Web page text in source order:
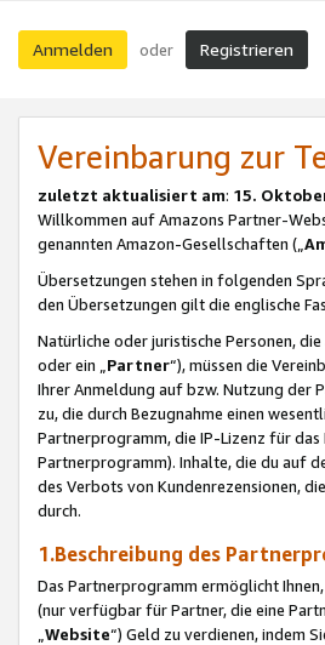
Anmelden oder Registrieren
Vereinbarung zur
zuletzt aktualisiert am: 15.
Willkommen auf Amazons Partner-
genannten Amazon-Gesellschaften („
Übersetzungen stehen in folgenden
den Übersetzungen gilt die englische
Natürliche oder juristische Personen,
oder ein „Partner“), müssen die
Ihrer Anmeldung auf bzw. Nutzung der
zu, die durch Bezugnahme einen
Partnerprogramm, die IP-Lizenz für
Partnerprogramm). Inhalte, die du auf
des Verbots von Kundenrezensionen,
durch.
1.Beschreibung des
Das Partnerprogramm ermöglicht
(nur verfügbar für Partner, die eine
Website“) Geld zu verdienen, indem